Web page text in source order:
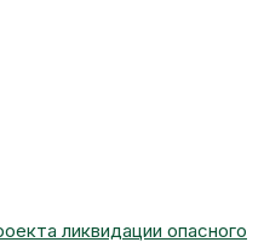
ликвидации опасного